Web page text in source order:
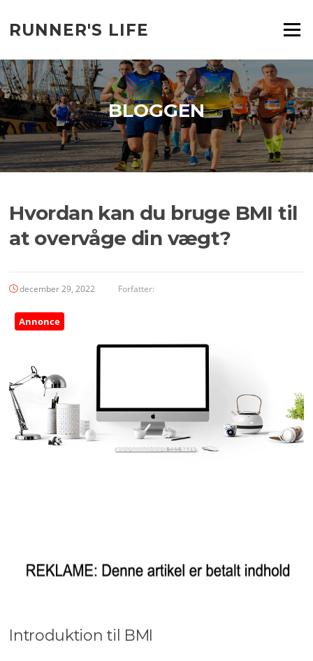
indhold
RUNNER'S LIFE Menu
BLOGGEN
Hvordan kan du bruge BMI til
at overvåge din vægt?
december 29, 2022 Forfatter:
Annonce
Introduktion til BMI